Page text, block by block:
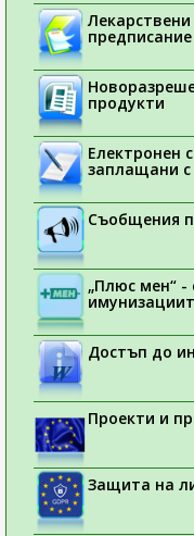
предписание
продукти
Електронен
заплащани
Съобщения
„Плюс мен“ -
Достъп до
Проекти и
Защита на